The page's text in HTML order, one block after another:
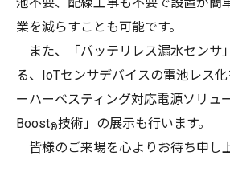
業を減らすことも可能です。
また、「バッテリレス漏水センサ
る、 IoTセンサデバイスの電池レス
ーハーベスティング対応電源ソリュ
Boost®技術」の展示も行います。
皆様のご来場を心よりお待ち申し